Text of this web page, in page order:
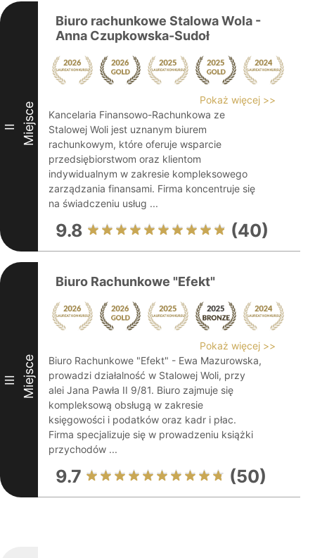
II Miejsce
Biuro rachunkowe Stalowa Wola -
Anna Czupkowska-Sudoł
Pokaż więcej >>
Kancelaria Finansowo-Rachunkowa ze
Stalowej Woli jest uznanym biurem
rachunkowym, które oferuje wsparcie
przedsiębiorstwom oraz klientom
indywidualnym w zakresie kompleksowego
zarządzania finansami. Firma koncentruje się
na świadczeniu usług ...
9.8 (40)
III Miejsce
Biuro Rachunkowe "Efekt"
Pokaż więcej >>
Biuro Rachunkowe "Efekt" - Ewa Mazurowska,
prowadzi działalność w Stalowej Woli, przy
alei Jana Pawła II 9/81. Biuro zajmuje się
kompleksową obsługą w zakresie
księgowości i podatków oraz kadr i płac.
Firma specjalizuje się w prowadzeniu książki
przychodów ...
9.7 (50)